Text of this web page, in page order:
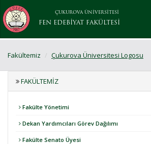
ÇUKUROVA ÜNİVERSİTESİ
FEN EDEBİYAT FAKÜLTESİ
Fakültemiz Çukurova Üniversitesi Logosu
FAKÜLTEMIZ
Fakülte Yönetimi
Dekan Yardımcıları Görev Dağılımı
Fakülte Senato Üyesi